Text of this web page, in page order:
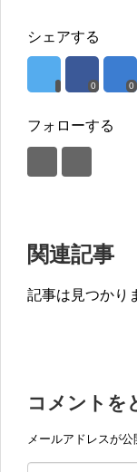
シェアする
0 0
フォローする
関連記事
記事は見つかり
コメントを
メールアドレスが公